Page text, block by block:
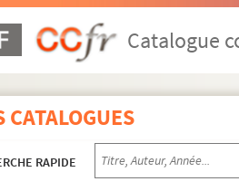
Catalogue
CATALOGUES
RAPIDE